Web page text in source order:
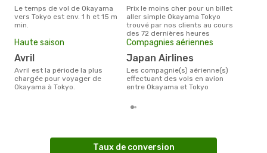
Le temps de vol de Okayama
vers Tokyo est env. 1 h et 15 m
min.
Prix le moins cher pour un billet
aller simple Okayama Tokyo
trouvé par nos clients au cours
des 72 dernières heures
Haute saison
avril
avril est la période la plus
chargée pour voyager de
Okayama à Tokyo.
Compagnies aériennes
Japan Airlines
Les compagnie(s) aérienne(s)
effectuant des vols en avion
entre Okayama et Tokyo
Taux de conversion